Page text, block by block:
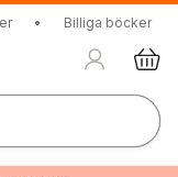
• Billiga böcker